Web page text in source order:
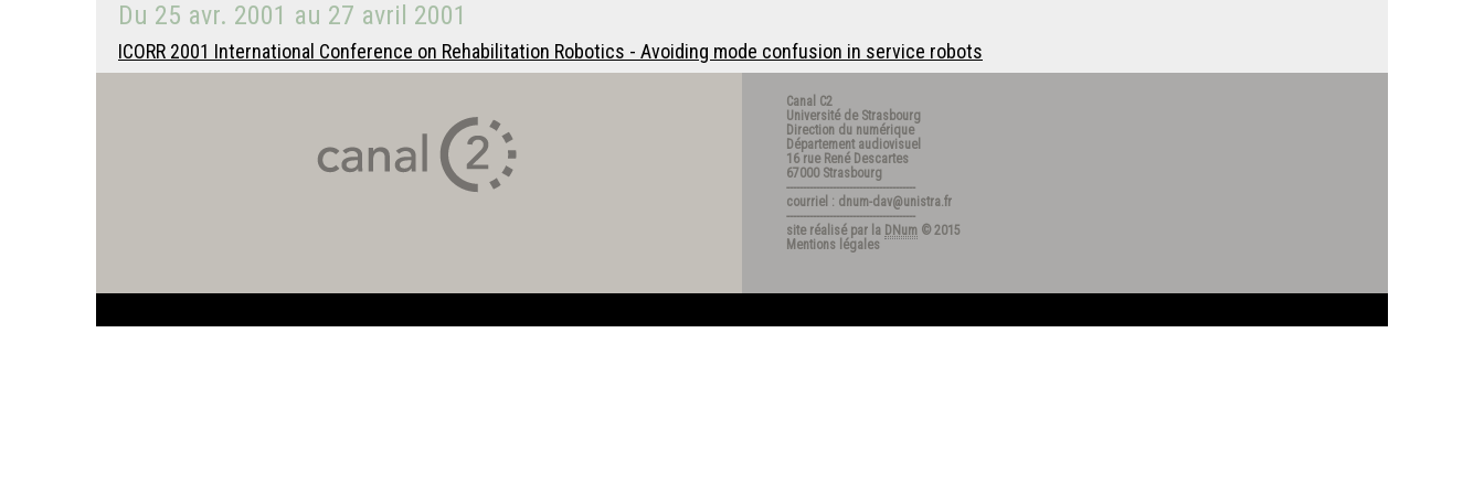
Du 25 avr. 2001 au 27 avril 2001
ICORR 2001 International Conference on Rehabilitation Robotics - Avoiding mode confusion in service robots
Canal C2
Université de Strasbourg
Direction du numérique
Département audiovisuel
16 rue René Descartes
67000 Strasbourg
---------------------------------------
courriel : dnum-dav@unistra.fr
---------------------------------------
site réalisé par la DNum © 2015
Mentions légales